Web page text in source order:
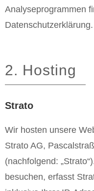
Analyseprogrammen
Datenschutzerklärung.
2. Hosting
Strato
Wir hosten unsere
Strato AG,
(nachfolgend:
besuchen, erfasst